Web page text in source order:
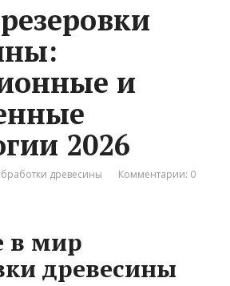
и
2026
древесины Комментарии: 0
в мир
древесины